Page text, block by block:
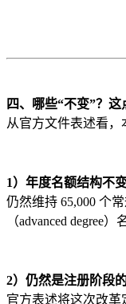
四、哪些“不变”？
从官方文件表述看，
1）年度名额结构不
仍然维持 65,000 个
（advanced degree）
2）仍然是注册阶段
官方表述将这次改革